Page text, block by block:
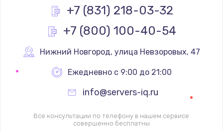
2745 руб.
Заказать
Настройка BIOS
995 руб.
1200 руб.
+7 (831) 218-03-32
+7 (800) 100-40-54
Нижний Новгород, улица Невзоровых, 47
Ежедневно с 9:00 до 21:00
info@servers-iq.ru
Все консультации по телефону в нашем сервисе
совершенно бесплатны